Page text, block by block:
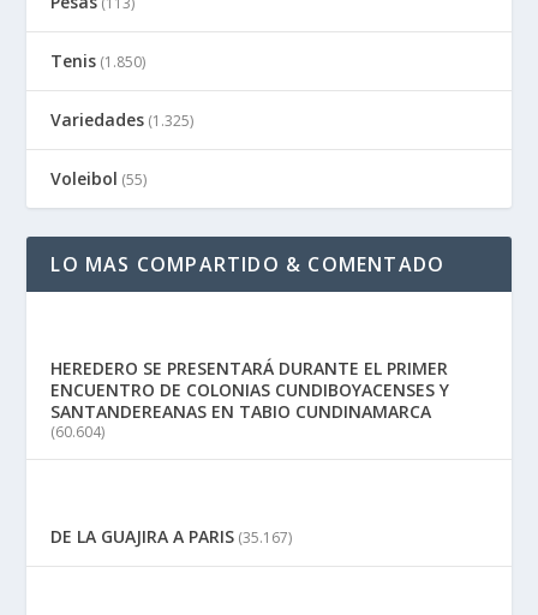
Tenis (1.850)
Variedades (1.325)
Voleibol (55)
LO MAS COMPARTIDO & COMENTADO
HEREDERO SE PRESENTARÁ DURANTE EL PRIMER
ENCUENTRO DE COLONIAS CUNDIBOYACENSES Y
SANTANDEREANAS EN TABIO CUNDINAMARCA
(60.604)
DE LA GUAJIRA A PARIS (35.167)